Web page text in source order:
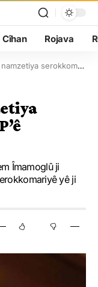
Cîhan Rojava
ya CHP’ê serlêdan kir
Îmamoglû ji
yê ji